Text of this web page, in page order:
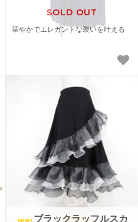
SOLD OUT
華やかでエレガントな装いを叶える
ブラックラッフルスカ